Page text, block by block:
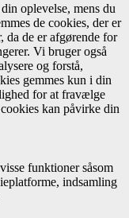
oplevelse, mens du
de cookies, der er
da de er afgørende for
Vi bruger også
og forstå,
gemmes kun i din
for at fravælge
kan påvirke din
funktioner såsom
indsamling